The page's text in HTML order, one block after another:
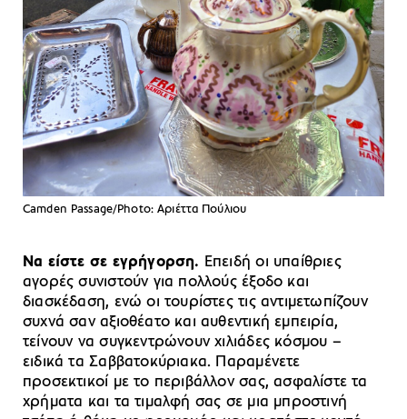
Camden Passage/Photo: Aριέττα Πούλιου
Να είστε σε εγρήγορση. Επειδή οι υπαίθριες
αγορές συνιστούν για πολλούς έξοδο και
διασκέδαση, ενώ οι τουρίστες τις αντιμετωπίζουν
συχνά σαν αξιοθέατο και αυθεντική εμπειρία,
τείνουν να συγκεντρώνουν χιλιάδες κόσμου –
ειδικά τα Σαββατοκύριακα. Παραμένετε
προσεκτικοί με το περιβάλλον σας, ασφαλίστε τα
χρήματα και τα τιμαλφή σας σε μια μπροστινή